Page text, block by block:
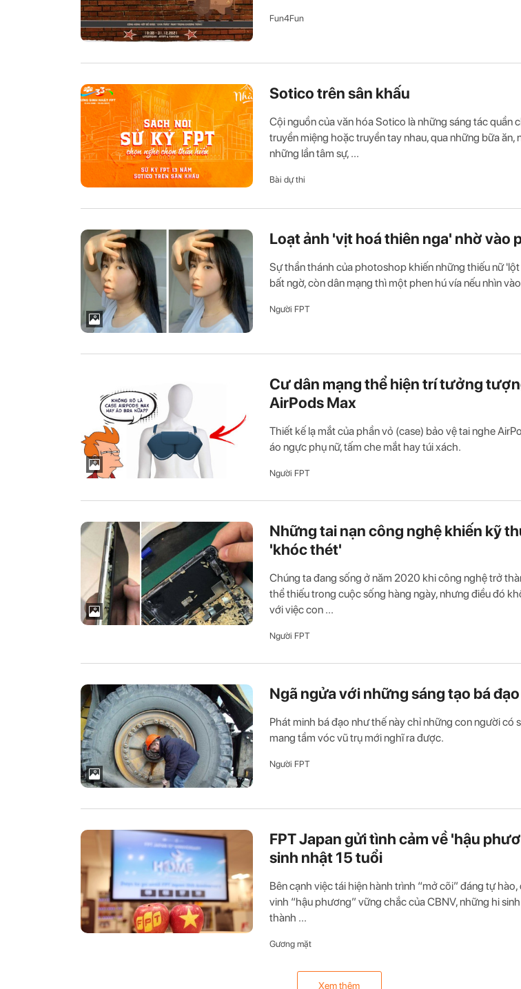
Fun4Fun
Sotico trên sân khấu
Cội nguồn của văn hóa Sotico là những sáng tác quần
truyền miệng hoặc truyền tay nhau, qua những bữa ăn,
những lần tâm sự, ...
Bài dự thi
Loạt ảnh 'vịt hoá thiên nga' nhờ vào
Sự thần thánh của photoshop khiến những thiếu nữ
bất ngờ, còn dân mạng thì một phen hú vía nếu nhìn
Người FPT
Cư dân mạng thể hiện trí tưởng
AirPods Max
Thiết kế lạ mắt của phần vỏ (case) bảo vệ tai nghe
áo ngực phụ nữ, tấm che mắt hay túi xách.
Người FPT
Những tai nạn công nghệ khiến kỹ
'khóc thét'
Chúng ta đang sống ở năm 2020 khi công nghệ trở
thể thiếu trong cuộc sống hàng ngày, nhưng điều đó
với việc con ...
Người FPT
Ngã ngửa với những sáng tạo bá
Phát minh bá đạo như thế này chỉ những con người có
mang tầm vóc vũ trụ mới nghĩ ra được.
Người FPT
FPT Japan gửi tình cảm về 'hậu
sinh nhật 15 tuổi
Bên cạnh việc tái hiện hành trình “mở cõi” đáng tự hào,
vinh “hậu phương” vững chắc của CBNV, những hi
thành ...
Gương mặt
Xem thêm